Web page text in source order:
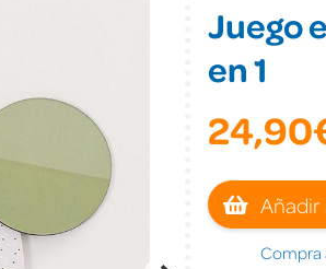
Juego
en 1
Añadir
Compra